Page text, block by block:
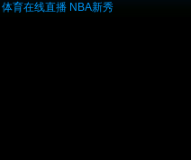
体育在线直播 NBA新秀